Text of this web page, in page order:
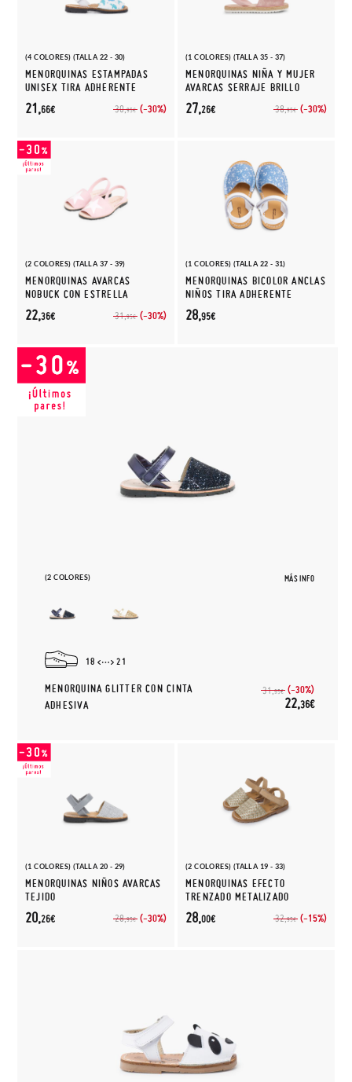
(4 COLORES) (TALLA 22 - 30)
MENORQUINAS ESTAMPADAS
UNISEX TIRA ADHERENTE
30,95€ (-30%)
21,66€
(1 COLORES) (TALLA 35 - 37)
MENORQUINAS NIÑA Y MUJER
AVARCAS SERRAJE BRILLO
38,95€ (-30%)
27,26€
(2 COLORES) (TALLA 37 - 39)
MENORQUINAS AVARCAS
NOBUCK CON ESTRELLA
31,95€ (-30%)
22,36€
(1 COLORES) (TALLA 22 - 31)
MENORQUINAS BICOLOR ANCLAS
NIÑOS TIRA ADHERENTE
28,95€
(2 COLORES) MÁS INFO
18 21
MENORQUINA GLITTER CON CINTA
ADHESIVA
31,95€ (-30%)
22,36€
(1 COLORES) (TALLA 20 - 29)
MENORQUINAS NIÑOS AVARCAS
TEJIDO
28,95€ (-30%)
20,26€
(2 COLORES) (TALLA 19 - 33)
MENORQUINAS EFECTO
TRENZADO METALIZADO
32,95€ (-15%)
28,00€